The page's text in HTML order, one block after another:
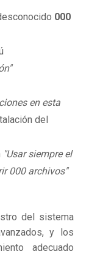
000
en esta
del
"Usar siempre el
000 archivos"
del sistema
y los
adecuado